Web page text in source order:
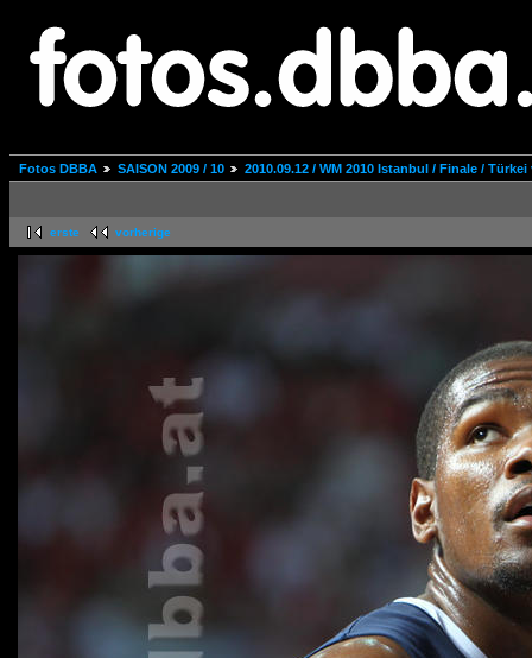
Fotos DBBA SAISON 2009 / 10 2010.09.12 / WM 2010 Istanbul / Finale / Türkei
erste vorherige